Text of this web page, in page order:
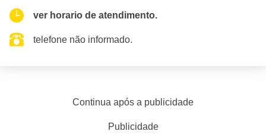
ver horario de atendimento.
telefone não informado.
Continua após a publicidade
Publicidade